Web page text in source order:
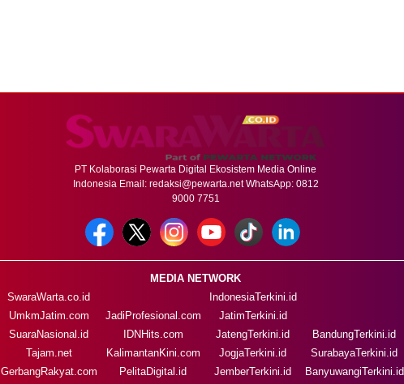
PT Kolaborasi Pewarta Digital Ekosistem Media Online
Indonesia Email: redaksi@pewarta.netWhatsApp: 0812
9000 7751
MEDIA NETWORK
SwaraWarta.co.id
UmkmJatim.com
SuaraNasional.id
Tajam.net
GerbangRakyat.com
JadiProfesional.com
IDNHits.com
KalimantanKini.com
PelitaDigital.id
IndonesiaTerkini.id
JatimTerkini.id
JatengTerkini.id
JogjaTerkini.id
JemberTerkini.id
BandungTerkini.id
SurabayaTerkini.id
BanyuwangiTerkini.id